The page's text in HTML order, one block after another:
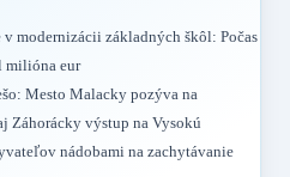
modernizácii základných škôl: Počas
milióna eur
Mesto Malacky pozýva na
Záhorácky výstup na Vysokú
nádobami na zachytávanie